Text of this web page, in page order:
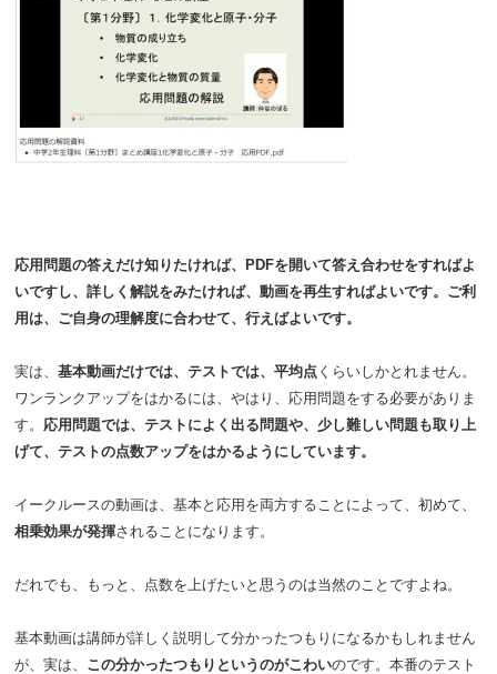
応用問題の答えだけ知りたければ、PDFを開いて答え合わせをすればよ
いですし、詳しく解説をみたければ、動画を再生すればよいです。ご利
用は、ご自身の理解度に合わせて、行えばよいです。
実は、基本動画だけでは、テストでは、平均点 くらいしかとれません。
ワンランクアップをはかるには、やはり、応用問題をする必要がありま
す。応用問題では、テストによく出る問題や、少し難しい問題も取り上
げて、テストの点数アップをはかるようにしています。
イークルースの動画は、基本と応用を両方することによって、初めて、
相乗効果が発揮されることになります。
だれでも、もっと、点数を上げたいと思うのは当然のことですよね。
基本動画は講師が詳しく説明して分かったつもりになるかもしれません
が、実は、 この分かったつもりというのがこわいのです。本番のテスト